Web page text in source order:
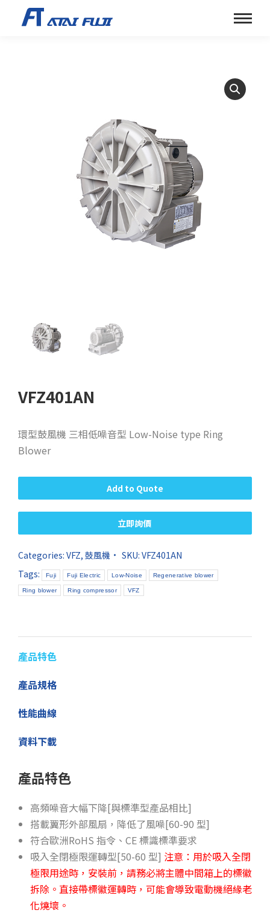
VFZ401AN
環型鼓風機 三相低噪音型 Low-Noise type Ring
Blower
立即詢價
Add to Quote
Categories: VFZ, 鼓風機 SKU: VFZ401AN
Tags:
Fuji Fuji Electric Low-Noise Regenerative blower
Ring blower Ring compressor VFZ
產品特色
產品規格
性能曲線
資料下載
產品特色
高頻噪音大幅下降[與標準型產品相比]
搭載翼形外部風扇，降低了風噪[60-90 型]
符合歐洲RoHS 指令、CE 標識標準要求
吸入全閉極限運轉型[50-60 型] 注意：用於吸入全閉
極限用途時，安裝前，請務必將主體中間箱上的標徽
拆除。直接帶標徽運轉時，可能會導致電動機絕緣老
化燒壞。